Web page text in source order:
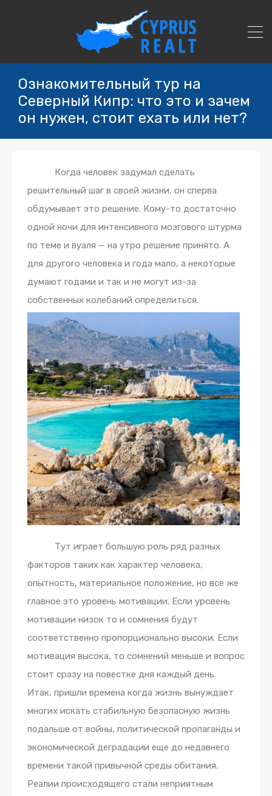
Ознакомительный тур на
Северный Кипр: что это и зачем
он нужен, стоит ехать или нет?
Когда человек задумал сделать
решительный шаг в своей жизни, он сперва
обдумывает это решение. Кому-то достаточно
одной ночи для интенсивного мозгового штурма
по теме и вуаля — на утро решение принято. А
для другого человека и года мало, а некоторые
думают годами и так и не могут из-за
собственных колебаний определиться.
Тут играет большую роль ряд разных
факторов таких как характер человека,
опытность, материальное положение, но все же
главное это уровень мотивации. Если уровень
мотивации низок то и сомнения будут
соответственно пропорционально высоки. Если
мотивация высока, то сомнений меньше и вопрос
стоит сразу на повестке дня каждый день.
Итак, пришли времена когда жизнь вынуждает
многих искать стабильную безопасную жизнь
подальше от войны, политической пропаганды и
экономической деградации еще до недавнего
времени такой привычной среды обитания.
Реалии происходящего стали неприятным